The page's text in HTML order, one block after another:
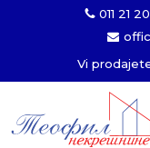
011 21
Vi